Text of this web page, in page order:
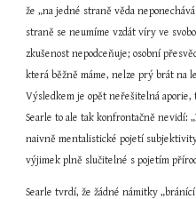
že „na jedné straně věda
straně se neumíme vzdát víry ve
zkušenost nepodceňuje; osobní
která běžně máme, nelze prý brát na
Výsledkem je opět neřešitelná
Searle to ale tak konfrontačně nevidí:
naivně mentalistické pojetí
výjimek plně slučitelné s pojetím
Searle tvrdí, že žádné námitky